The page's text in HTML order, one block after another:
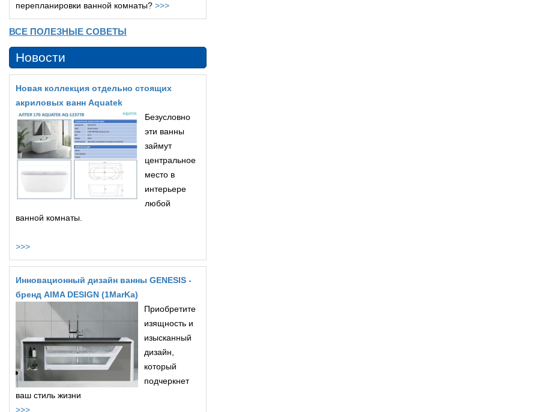
перепланировки ванной комнаты? >>>
ВСЕ ПОЛЕЗНЫЕ СОВЕТЫ
Новости
Новая коллекция отдельно стоящих
акриловых ванн Aquatek
Безусловно
эти ванны
займут
центральное
место в
интерьере
любой
ванной комнаты.
>>>
Инновационный дизайн ванны GENESIS -
бренд AIMA DESIGN (1MarKa)
Приобретите
изящность и
изысканный
дизайн,
который
подчеркнет
ваш стиль жизни
>>>